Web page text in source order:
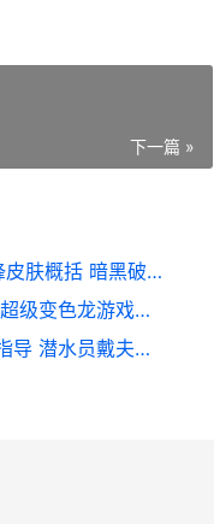
下一篇 »
《暗黑破坏神4》联动守望先锋皮肤概括 暗黑破坏神4 14赛季
《超级变色龙》火爆原因解析 超级变色龙游戏下载
《潜水员戴夫》奥姆员工获取指导 潜水员戴夫下载